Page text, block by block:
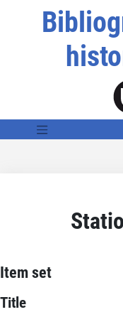
Item set
Title